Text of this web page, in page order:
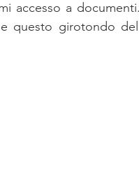
accesso a
questo girotondo